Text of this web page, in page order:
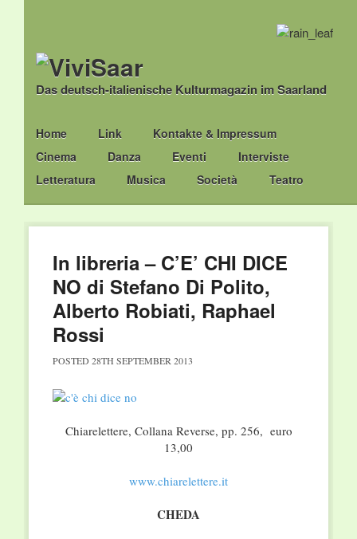
Das deutsch-italienische Kulturmagazin im Saarland
Main menu
Skip
to
content
Home Link
Kontakte & Impressum
Cinema
Danza Eventi
Interviste
Letteratura
Musica Società Teatro
In libreria – C’E’ CHI DICE
NO di Stefano Di Polito,
Alberto Robiati, Raphael
Rossi
POSTED 28TH SEPTEMBER 2013
Chiarelettere, Collana Reverse, pp. 256, euro
13,00
www.chiarelettere.it
CHEDA